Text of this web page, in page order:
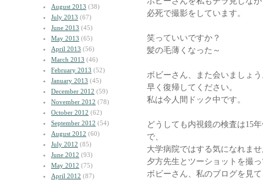
August 2013 (38)
July 2013 (67)
June 2013 (45)
May 2013 (65)
April 2013 (56)
March 2013 (46)
February 2013 (52)
January 2013 (45)
December 2012 (59)
November 2012 (78)
October 2012 (62)
September 2012 (54)
August 2012 (60)
July 2012 (85)
June 2012 (93)
May 2012 (75)
April 2012 (87)
必死で撮影をしています。
笑っていいですか？
髪の毛薄くなった～
ボビーさん、また会いましょ
早く復帰してください。
私は今人間ドック中です。
どうしても内視鏡の検査は15
で、
大学病院ではする気になれま
夕方先生とツーショットを撮
ボビーさん、私のブログを見